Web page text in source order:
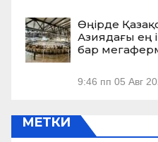
Өңірде
Азиядағы ең
бар
9:46 пп 05 Авг
МЕТКИ